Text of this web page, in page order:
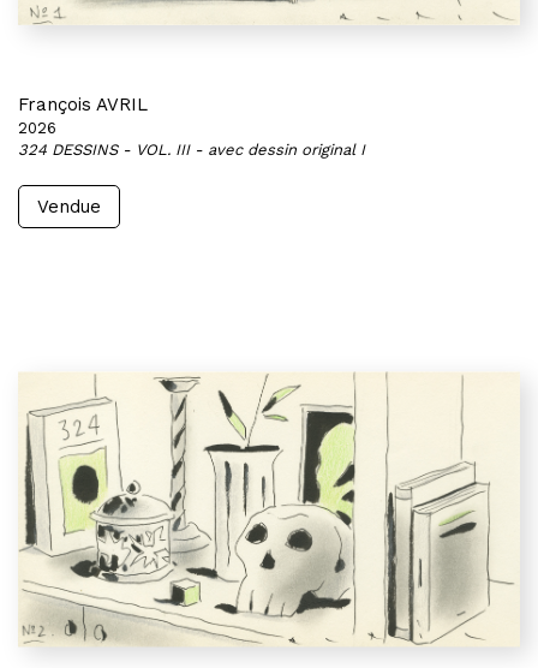
François AVRIL
2026
324 DESSINS - VOL. III - avec dessin original I
Vendue